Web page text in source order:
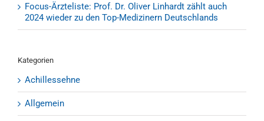
Focus-Ärzteliste: Prof. Dr. Oliver Linhardt zählt auch
2024 wieder zu den Top-Medizinern Deutschlands
Kategorien
Achillessehne
Allgemein